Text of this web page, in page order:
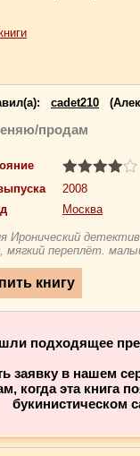
cadet210
продам
2008
Москва
Иронический
мягкий переплёт.
подходящее
заявку в нашем
когда эта книга
букинистическом